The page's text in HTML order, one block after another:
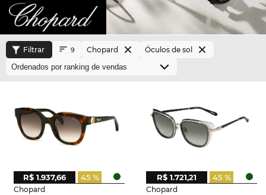
Filtrar 9 Chopard Óculos de sol
Chopard
45 %
R$ 1.937,66
Chopard
45 %
R$ 1.721,21